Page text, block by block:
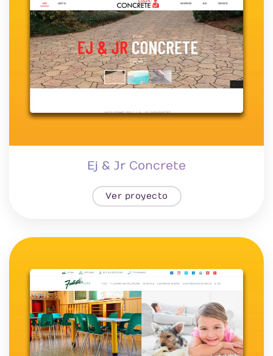
Ej & Jr Concrete
Ver proyecto